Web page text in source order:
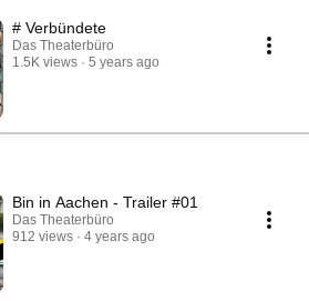
# Verbündete
Das Theaterbüro
1.5K views
5 years ago
Bin in Aachen - Trailer #01
Das Theaterbüro
912 views
4 years ago